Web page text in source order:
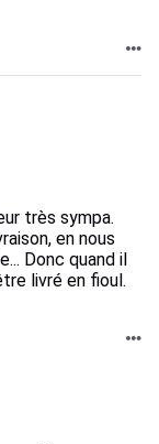
très sympa.
en nous
Donc quand il
livré en fioul.